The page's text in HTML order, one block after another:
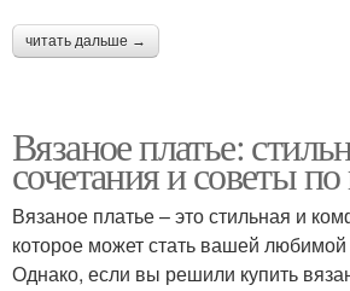
читать дальше →
Вязаное платье:
сочетания и советы по
Вязаное платье – это стильная и
которое может стать вашей любимой
Однако, если вы решили купить